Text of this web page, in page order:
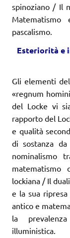
spinoziano / Il
Matematismo
pascalismo.
Esteriorità e
Gli elementi
«regnum
del Locke vi
rapporto del
e qualità
di sostanza
nominalismo
matematismo
lockiana / Il
e la sua
antico e
la
illuministica.